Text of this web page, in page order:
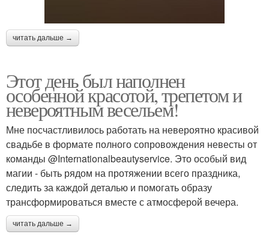
читать дальше →
Этот день был наполнен
особенной красотой, трепетом и
невероятным весельем!
Мне посчастливилось работать на невероятно красивой
свадьбе в формате полного сопровождения невесты от
команды @Internationalbeautyservice. Это особый вид
магии - быть рядом на протяжении всего праздника,
следить за каждой деталью и помогать образу
трансформироваться вместе с атмосферой вечера.
читать дальше →